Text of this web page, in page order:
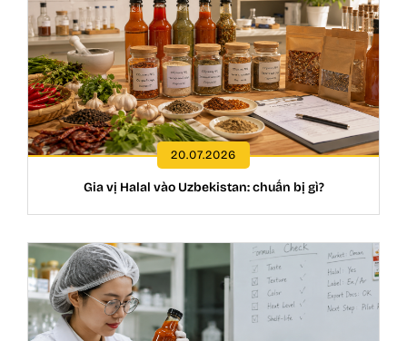
20.07.2026
Gia vị Halal vào Uzbekistan: chuẩn bị gì?